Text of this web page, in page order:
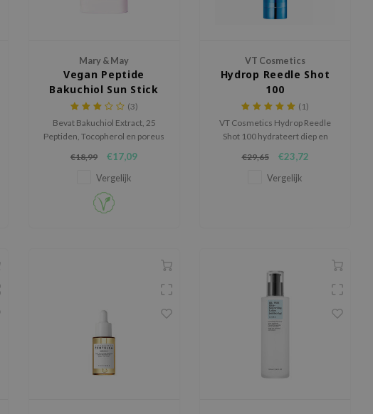
Mary & May
Vegan Peptide
Bakuchiol Sun Stick
SPF50+ PA++++
(3)
Bevat Bakuchiol Extract, 25
Peptiden, Tocopherol en poreus
€18,99 €17,09
Vergelijk
VT Cosmetics
Hydrop Reedle Shot
100
(1)
VT Cosmetics Hydrop Reedle
Shot 100 hydrateert diep en
Vermindert roodheid, versterkt
de huidbarrière en laat de huid
€29,65 €23,72
Vergelijk